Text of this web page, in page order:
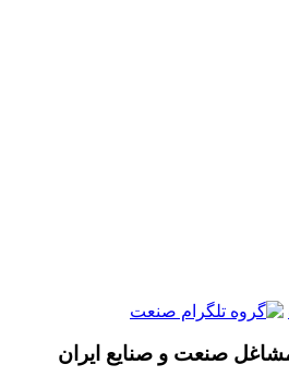
صنعت و صنایع ایران